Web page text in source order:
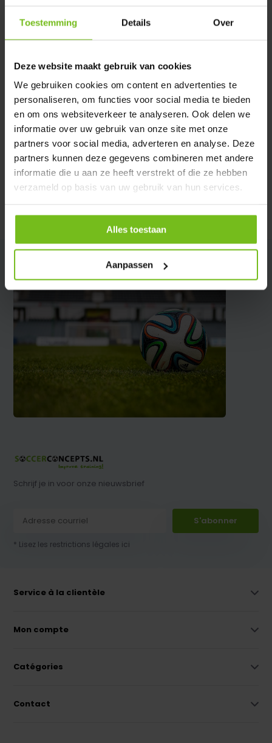
Toestemming Details Over
Deze website maakt gebruik van cookies
We gebruiken cookies om content en advertenties te
personaliseren, om functies voor social media te bieden
en om ons websiteverkeer te analyseren. Ook delen we
informatie over uw gebruik van onze site met onze
partners voor social media, adverteren en analyse. Deze
partners kunnen deze gegevens combineren met andere
informatie die u aan ze heeft verstrekt of die ze hebben
verzameld op basis van uw gebruik van hun services.
Alles toestaan
Aanpassen
Heeft u een vraag over dit product ?
We helpen u graag met meer informatie
Verstuur email
Description du produit
Spécifications
Évaluations
Partager
Schrijf je in voor onze nieuwsbrief
S'abonner
* Lisez les restrictions légales ici
Service à la clientèle
Mon compte
Catégories
Contact